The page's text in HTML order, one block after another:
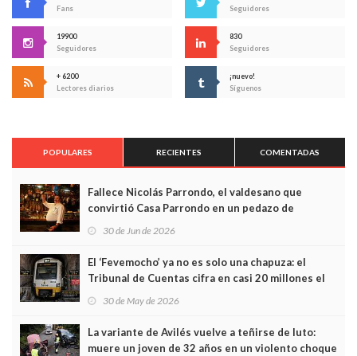
Fans
Seguidores
19900
Seguidores
830
Seguidores
+ 6200
Lectores diarios
¡nuevo!
Síguenos
POPULARES RECIENTES COMENTADAS
Fallece Nicolás Parrondo, el valdesano que
convirtió Casa Parrondo en un pedazo de
Asturias en Madrid
30 de Jun de 2026
El ‘Fevemocho’ ya no es solo una chapuza: el
Tribunal de Cuentas cifra en casi 20 millones el
sobrecoste de los trenes que no cabían por los
30 de May de 2026
La variante de Avilés vuelve a teñirse de luto:
muere un joven de 32 años en un violento choque